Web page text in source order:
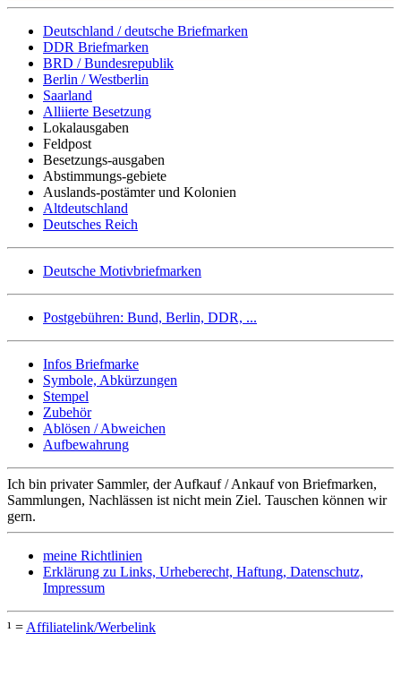
Deutschland / deutsche Briefmarken
DDR Briefmarken
BRD / Bundesrepublik
Berlin / Westberlin
Saarland
Alliierte Besetzung
Lokalausgaben
Feldpost
Besetzungs-ausgaben
Abstimmungs-gebiete
Auslands-postämter und Kolonien
Altdeutschland
Deutsches Reich
Deutsche Motivbriefmarken
Postgebühren: Bund, Berlin, DDR, ...
Infos Briefmarke
Symbole, Abkürzungen
Stempel
Zubehör
Ablösen / Abweichen
Aufbewahrung
Ich bin privater Sammler, der Aufkauf / Ankauf von Briefmarken,
Sammlungen, Nachlässen ist nicht mein Ziel. Tauschen können wir
gern.
meine Richtlinien
Erklärung zu Links, Urheberecht, Haftung, Datenschutz,
Impressum
¹ = Affiliatelink/Werbelink